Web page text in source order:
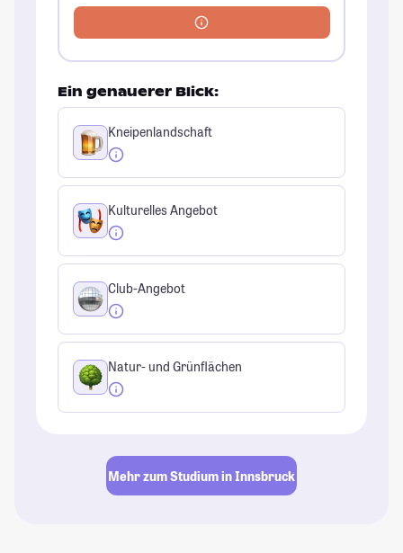
Ein genauerer Blick:
Kneipenlandschaft
Kulturelles Angebot
Club-Angebot
Natur- und Grünflächen
Mehr zum Studium in Innsbruck